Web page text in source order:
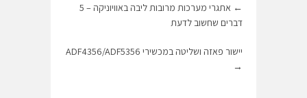
←
אתגרי מערכות מרובות ליבה באוויוניקה – 5
דברים שחשוב לדעת
יישור פאזה ושליטה במכשירי ADF4356/ADF5356
→